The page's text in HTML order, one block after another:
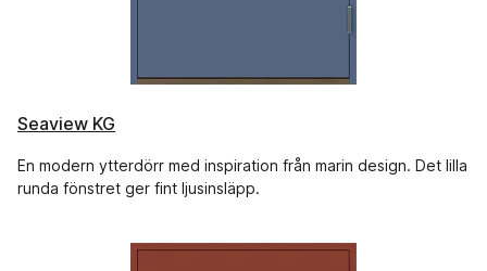
Seaview KG
En modern ytterdörr med inspiration från marin design. Det lilla
runda fönstret ger fint ljusinsläpp.